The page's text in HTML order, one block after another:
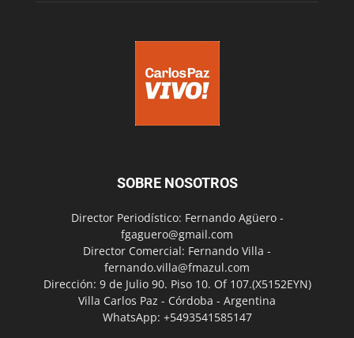
SOBRE NOSOTROS
Director Periodístico: Fernando Agüero -
fgaguero@gmail.com
Director Comercial: Fernando Villa -
fernando.villa@fmazul.com
Dirección: 9 de Julio 90. Piso 10. Of 107.(X5152EYN)
Villa Carlos Paz - Córdoba - Argentina
WhatsApp: +5493541585147